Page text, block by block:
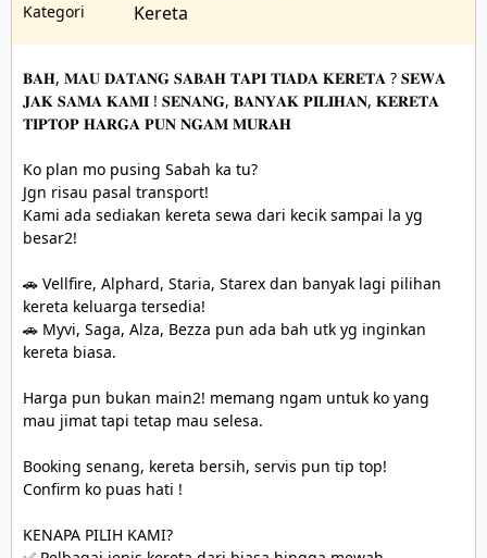
Kategori Kereta
𝐁𝐀𝐇, 𝐌𝐀𝐔 𝐃𝐀𝐓𝐀𝐍𝐆 𝐒𝐀𝐁𝐀𝐇 𝐓𝐀𝐏𝐈 𝐓𝐈𝐀𝐃𝐀 𝐊𝐄𝐑𝐄𝐓𝐀 ? 𝐒𝐄𝐖𝐀
𝐉𝐀𝐊 𝐒𝐀𝐌𝐀 𝐊𝐀𝐌𝐈 ! 𝐒𝐄𝐍𝐀𝐍𝐆, 𝐁𝐀𝐍𝐘𝐀𝐊 𝐏𝐈𝐋𝐈𝐇𝐀𝐍, 𝐊𝐄𝐑𝐄𝐓𝐀
𝐓𝐈𝐏𝐓𝐎𝐏 𝐇𝐀𝐑𝐆𝐀 𝐏𝐔𝐍 𝐍𝐆𝐀𝐌 𝐌𝐔𝐑𝐀𝐇
Ko plan mo pusing Sabah ka tu?
Jgn risau pasal transport!
Kami ada sediakan kereta sewa dari kecik sampai la yg
besar2!
🚗 Vellfire, Alphard, Staria, Starex dan banyak lagi pilihan
kereta keluarga tersedia!
🚗 Myvi, Saga, Alza, Bezza pun ada bah utk yg inginkan
kereta biasa.
Harga pun bukan main2! memang ngam untuk ko yang
mau jimat tapi tetap mau selesa.
Booking senang, kereta bersih, servis pun tip top!
Confirm ko puas hati !
KENAPA PILIH KAMI?